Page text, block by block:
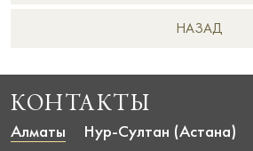
НAЗАД
КОНТАКТЫ
Алматы Нур-Султан (Астана)